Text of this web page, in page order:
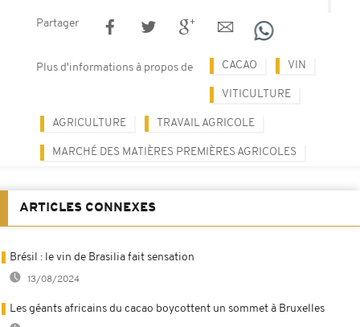
Partager
Plus d'informations à propos de CACAO VIN
VITICULTURE
AGRICULTURE TRAVAIL AGRICOLE
MARCHÉ DES MATIÈRES PREMIÈRES AGRICOLES
ARTICLES CONNEXES
Brésil : le vin de Brasilia fait sensation
13/08/2024
Les géants africains du cacao boycottent un sommet à Bruxelles